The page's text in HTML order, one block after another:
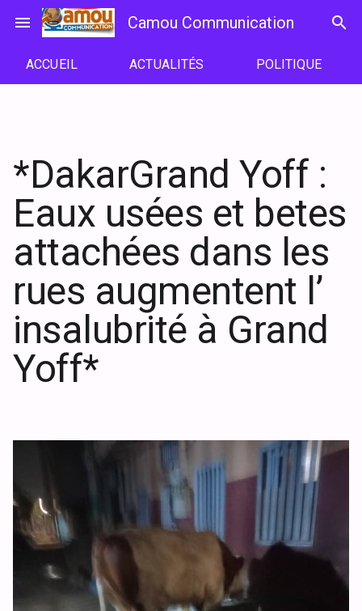
menu Camou Communication search
ACCUEIL ACTUALITÉS POLITIQUE
*DakarGrand Yoff :
Eaux usées et betes
attachées dans les
rues augmentent l’
insalubrité à Grand
Yoff*